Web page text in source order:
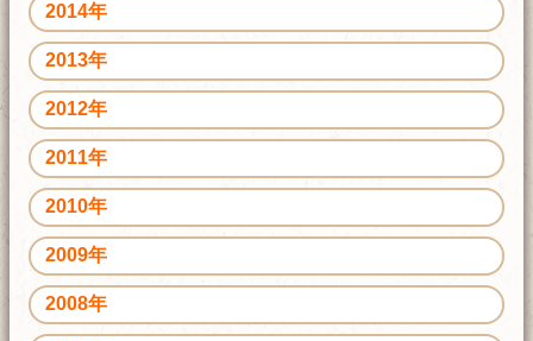
2014年
2013年
2012年
2011年
2010年
2009年
2008年